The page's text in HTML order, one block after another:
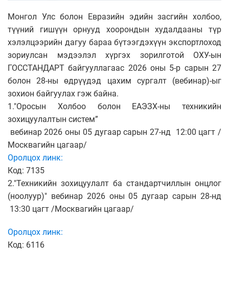
Монгол Улс болон Евразийн эдийн засгийн холбоо,
түүний гишүүн орнууд хоорондын худалдааны түр
хэлэлцээрийн дагуу бараа бүтээгдэхүүн экспортлоход
зориулсан мэдээлэл хүргэх зорилготой ОХУ-ын
ГОССТАНДАРТ байгууллагаас 2026 оны 5-р сарын 27
болон 28-ны өдрүүдэд цахим сургалт (вебинар)-ыг
зохион байгуулах гэж байна.
1."Оросын Холбоо болон ЕАЭЗХ-ны техникийн
зохицуулалтын систем”
вебинар 2026 оны 05 дугаар сарын 27-нд 12:00 цагт /
Москвагийн цагаар/
Оролцох линк:
Код: 7135
2."Техникийн зохицуулалт ба стандартчиллын онцлог
(ноолуур)" вебинар 2026 оны 05 дугаар сарын 28-нд
13:30 цагт /Москвагийн цагаар/
Оролцох линк:
Код: 6116